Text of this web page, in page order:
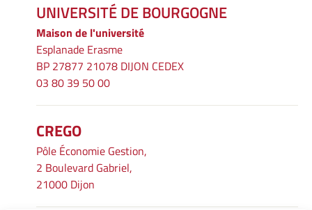
UNIVERSITÉ DE BOURGOGNE
Maison de l'université
Esplanade Erasme
BP 27877 21078 DIJON CEDEX
03 80 39 50 00
CREGO
Pôle Économie Gestion,
2 Boulevard Gabriel,
21000 Dijon